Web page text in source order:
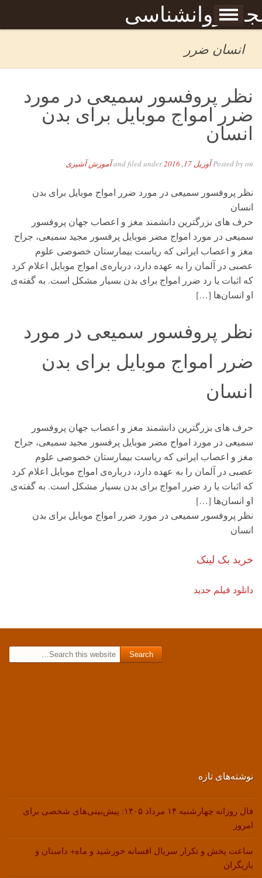
روانشناسی
Skip to content
برگه نمونه
انسان ضرر
نظر پروفسور سمیعی در مورد
ضرر امواج موبایل برای بدن
انسان
Posted byon آوریل 17, 2016 and filed underآموزش آشپزی
نظر پروفسور سمیعی در مورد ضرر امواج موبایل برای بدن
انسان
حرف های بزرگترین دانشمند مغز و اعصاب جهان پروفسور
سمیعی در مورد امواج مضر موبایل پرفسور مجید سمیعی، جراح
مغز و اعصاب ایرانی که ریاست بیمارستان خصوصی علوم
عصبی در آلمان را به عهده دارد، درباره‌ی امواج موبایل اعلام کرد
که اثبات یا رد ضرر امواج برای بدن بسیار مشکل است. به گفته‌ی
او انسان‌ها […]
نظر پروفسور سمیعی در مورد
ضرر امواج موبایل برای بدن
انسان
حرف های بزرگترین دانشمند مغز و اعصاب جهان پروفسور
سمیعی در مورد امواج مضر موبایل پرفسور مجید سمیعی، جراح
مغز و اعصاب ایرانی که ریاست بیمارستان خصوصی علوم
عصبی در آلمان را به عهده دارد، درباره‌ی امواج موبایل اعلام کرد
که اثبات یا رد ضرر امواج برای بدن بسیار مشکل است. به گفته‌ی
او انسان‌ها […]
نظر پروفسور سمیعی در مورد ضرر امواج موبایل برای بدن
انسان
خرید بک لینک
دانلود فیلم جدید
نوشته‌های تازه
فال روزانه چهارشنبه ۱۴ مرداد ۱۴۰۵: پیش‌بینی‌های شخصی برای
امروز
ساعت پخش و تکرار سریال افسانه خورشید و ماه+ داستان و
بازیگران